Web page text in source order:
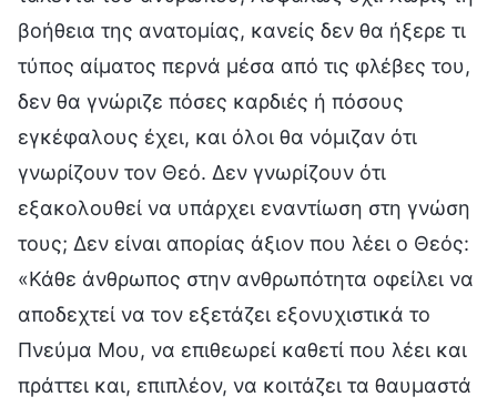
βοήθεια της ανατομίας, κανείς δεν θα ήξερε τι
τύπος αίματος περνά μέσα από τις φλέβες του,
δεν θα γνώριζε πόσες καρδιές ή πόσους
εγκέφαλους έχει, και όλοι θα νόμιζαν ότι
γνωρίζουν τον Θεό. Δεν γνωρίζουν ότι
εξακολουθεί να υπάρχει εναντίωση στη γνώση
τους; Δεν είναι απορίας άξιον που λέει ο Θεός:
«Κάθε άνθρωπος στην ανθρωπότητα οφείλει να
αποδεχτεί να τον εξετάζει εξονυχιστικά το
Πνεύμα Μου, να επιθεωρεί καθετί που λέει και
πράττει και, επιπλέον, να κοιτάζει τα θαυμαστά